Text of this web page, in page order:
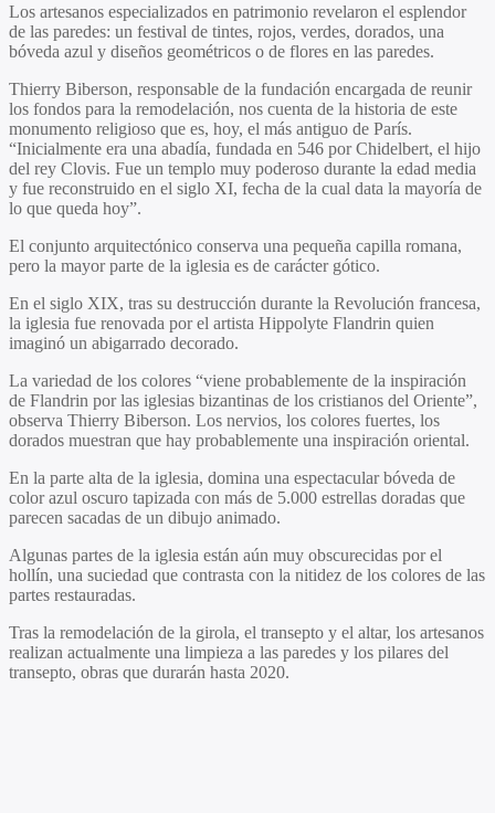
Los artesanos especializados en patrimonio revelaron el esplendor
de las paredes: un festival de tintes, rojos, verdes, dorados, una
bóveda azul y diseños geométricos o de flores en las paredes.
Thierry Biberson, responsable de la fundación encargada de reunir
los fondos para la remodelación, nos cuenta de la historia de este
monumento religioso que es, hoy, el más antiguo de París.
“Inicialmente era una abadía, fundada en 546 por Chidelbert, el hijo
del rey Clovis. Fue un templo muy poderoso durante la edad media
y fue reconstruido en el siglo XI, fecha de la cual data la mayoría de
lo que queda hoy”.
El conjunto arquitectónico conserva una pequeña capilla romana,
pero la mayor parte de la iglesia es de carácter gótico.
En el siglo XIX, tras su destrucción durante la Revolución francesa,
la iglesia fue renovada por el artista Hippolyte Flandrin quien
imaginó un abigarrado decorado.
La variedad de los colores “viene probablemente de la inspiración
de Flandrin por las iglesias bizantinas de los cristianos del Oriente”,
observa Thierry Biberson. Los nervios, los colores fuertes, los
dorados muestran que hay probablemente una inspiración oriental.
En la parte alta de la iglesia, domina una espectacular bóveda de
color azul oscuro tapizada con más de 5.000 estrellas doradas que
parecen sacadas de un dibujo animado.
Algunas partes de la iglesia están aún muy obscurecidas por el
hollín, una suciedad que contrasta con la nitidez de los colores de las
partes restauradas.
Tras la remodelación de la girola, el transepto y el altar, los artesanos
realizan actualmente una limpieza a las paredes y los pilares del
transepto, obras que durarán hasta 2020.